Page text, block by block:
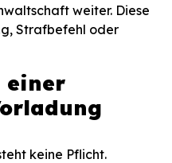
weiter. Diese
Strafbefehl oder
einer
keine Pflicht.